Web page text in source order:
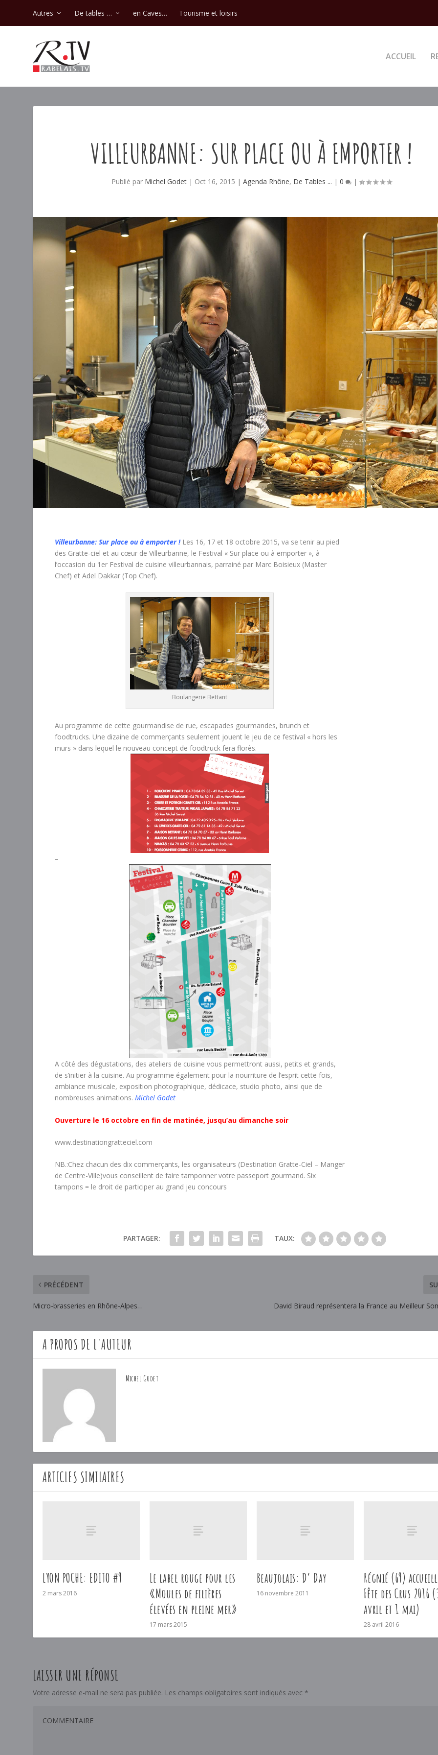
Autres De tables … en Caves… Tourisme et loisirs
ACCUEIL
VILLEURBANNE: SUR PLACE OU À EMPORTER !
Publié par Michel Godet | Oct 16, 2015 |Agenda Rhône, De Tables ... |0 |
Villeurbanne: Sur place ou à emporter !Les 16, 17 et 18 octobre 2015, va se tenir au pied
des Gratte-ciel et au cœur de Villeurbanne, le Festival « Sur place ou à emporter », à
l’occasion du 1er Festival de cuisine villeurbannais, parrainé par Marc Boisieux (Master
Chef) et Adel Dakkar (Top Chef).
Boulangerie Bettant
Au programme de cette gourmandise de rue, escapades gourmandes, brunch et
foodtrucks. Une dizaine de commerçants seulement jouent le jeu de ce festival « hors les
murs » dans lequel le nouveau concept de foodtruck fera florès.
–
A côté des dégustations, des ateliers de cuisine vous permettront aussi, petits et grands,
de s’initier à la cuisine. Au programme également pour la nourriture de l’esprit cette fois,
ambiance musicale, exposition photographique, dédicace, studio photo, ainsi que de
nombreuses animations. Michel Godet
Ouverture le 16 octobre en fin de matinée, jusqu’au dimanche soir
www.destinationgratteciel.com
NB.:Chez chacun des dix commerçants, les organisateurs (Destination Gratte-Ciel – Manger
de Centre-Ville)vous conseillent de faire tamponner votre passeport gourmand. Six
tampons = le droit de participer au grand jeu concours
PARTAGER: TAUX:
PRÉCÉDENT
Micro-brasseries en Rhône-Alpes…
David Biraud représentera la France au Meilleur
A PROPOS DE L'AUTEUR
Michel Godet
ARTICLES SIMILAIRES
LYON POCHE: EDITO #9
2 mars 2016
Le label rouge pour les
«Moules de filières
élevées en pleine mer»
17 mars 2015
Beaujolais: D’ Day
16 novembre 2011
Régnié (69)
Fête des Crus 2016
avril et 1 mai)
28 avril 2016
LAISSER UNE RÉPONSE
Votre adresse e-mail ne sera pas publiée. Les champs obligatoires sont indiqués avec *